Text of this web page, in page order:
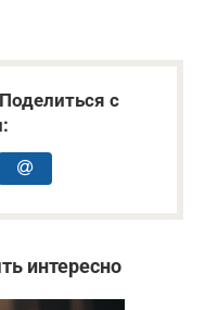
с
интересно